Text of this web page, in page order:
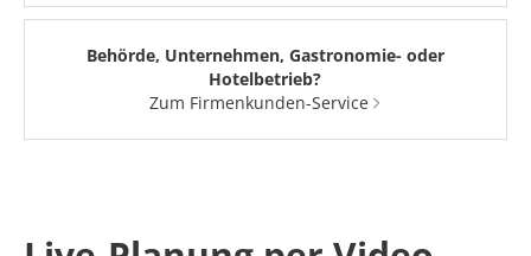
Behörde, Unternehmen, Gastronomie- oder
Hotelbetrieb?
Zum Firmenkunden-Service